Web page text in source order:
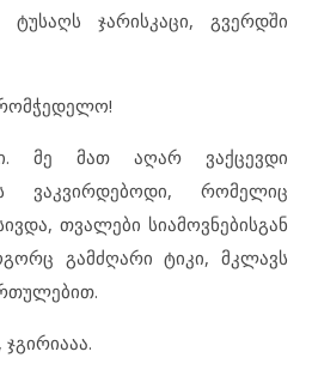
ჯარისკაცი, გვერდში
მე მათ აღარ ვაქცევდი
ვაკვირდებოდი, რომელიც
თვალები სიამოვნებისგან
გამძღარი ტიკი, მკლავს